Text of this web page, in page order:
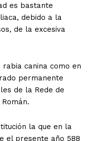
es bastante
debido a la
de la excesiva
canina como en
permanente
de la Rede de
la que en la
el presente año 588